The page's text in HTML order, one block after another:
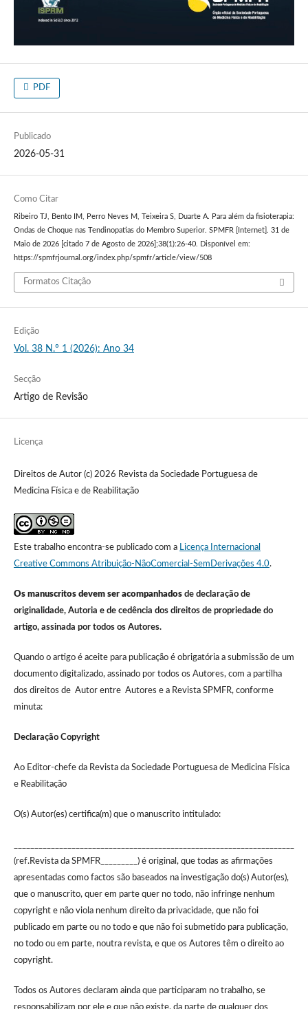
PDF
Publicado
2026-05-31
Como Citar
Ribeiro TJ, Bento IM, Perro Neves M, Teixeira S, Duarte A. Para além da fisioterapia:
Ondas de Choque nas Tendinopatias do Membro Superior. SPMFR [Internet]. 31 de
Maio de 2026 [citado 7 de Agosto de 2026];38(1):26-40. Disponível em:
https://spmfrjournal.org/index.php/spmfr/article/view/508
Formatos Citação
Edição
Vol. 38 N.º 1 (2026): Ano 34
Secção
Artigo de Revisão
Licença
Direitos de Autor (c) 2026 Revista da Sociedade Portuguesa de
Medicina Física e de Reabilitação
Este trabalho encontra-se publicado com a Licença Internacional
Creative Commons Atribuição-NãoComercial-SemDerivações 4.0.
Os manuscritos devem ser acompanhadosde declaração de
originalidade, Autoria e de cedência dos direitos de propriedade do
artigo, assinada por todos os Autores.
Quando o artigo é aceite para publicação é obrigatória a submissão de um
documento digitalizado, assinado por todos os Autores, com a partilha
dos direitos de Autor entre Autores e a Revista SPMFR, conforme
minuta:
Declaração Copyright
Ao Editor-chefe da Revista da Sociedade Portuguesa de Medicina Física
e Reabilitação
O(s) Autor(es) certifica(m) que o manuscrito intitulado:
(ref.Revista da SPMFR_________) é original, que todas as afirmações
apresentadas como factos são baseados na investigação do(s) Autor(es),
que o manuscrito, quer em parte quer no todo, não infringe nenhum
copyright e não viola nenhum direito da privacidade, que não foi
publicado em parte ou no todo e que não foi submetido para publicação,
no todo ou em parte, noutra revista, e que os Autores têm o direito ao
copyright.
Todos os Autores declaram ainda que participaram no trabalho, se
responsabilizam por ele e que não existe, da parte de qualquer dos